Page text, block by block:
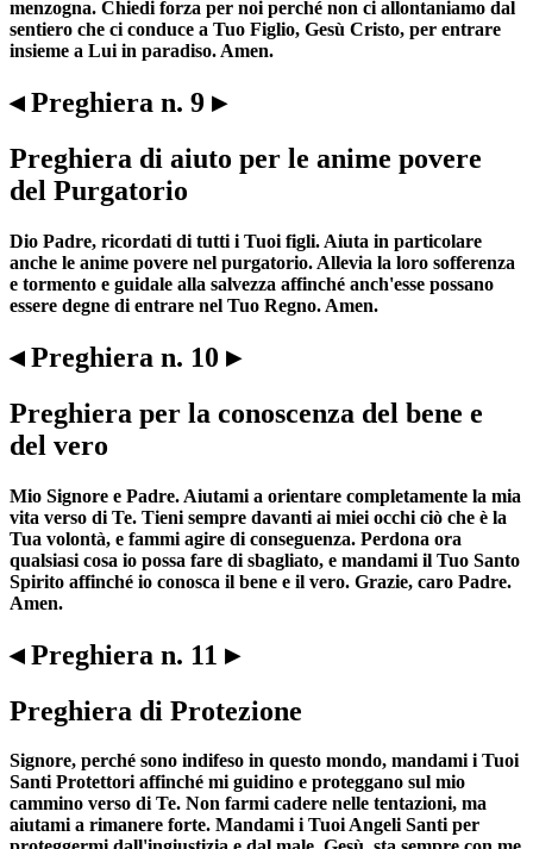
menzogna. Chiedi forza per noi perché non ci allontaniamo dal
sentiero che ci conduce a Tuo Figlio, Gesù Cristo, per entrare
insieme a Lui in paradiso. Amen.
◂ Preghiera n. 9 ▸
Preghiera di aiuto per le anime povere
del Purgatorio
Dio Padre, ricordati di tutti i Tuoi figli. Aiuta in particolare
anche le anime povere nel purgatorio. Allevia la loro sofferenza
e tormento e guidale alla salvezza affinché anch'esse possano
essere degne di entrare nel Tuo Regno. Amen.
◂ Preghiera n. 10 ▸
Preghiera per la conoscenza del bene e
del vero
Mio Signore e Padre. Aiutami a orientare completamente la mia
vita verso di Te. Tieni sempre davanti ai miei occhi ciò che è la
Tua volontà, e fammi agire di conseguenza. Perdona ora
qualsiasi cosa io possa fare di sbagliato, e mandami il Tuo Santo
Spirito affinché io conosca il bene e il vero. Grazie, caro Padre.
Amen.
◂ Preghiera n. 11 ▸
Preghiera di Protezione
Signore, perché sono indifeso in questo mondo, mandami i Tuoi
Santi Protettori affinché mi guidino e proteggano sul mio
cammino verso di Te. Non farmi cadere nelle tentazioni, ma
aiutami a rimanere forte. Mandami i Tuoi Angeli Santi per